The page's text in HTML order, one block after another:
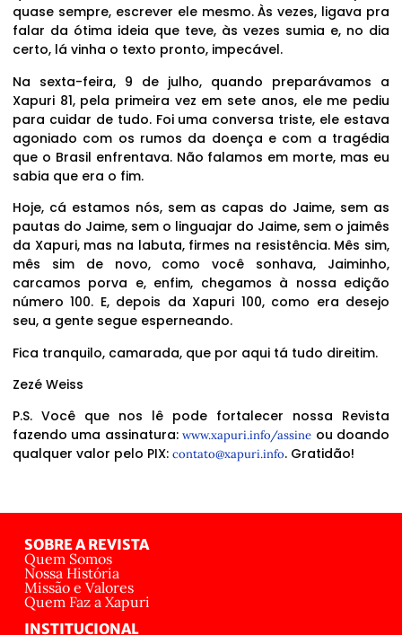
quase sempre, escrever ele mesmo. Às vezes, ligava pra
falar da ótima ideia que teve, às vezes sumia e, no dia
certo, lá vinha o texto pronto, impecável.
Na sexta-feira, 9 de julho, quando preparávamos a
Xapuri 81, pela primeira vez em sete anos, ele me pediu
para cuidar de tudo. Foi uma conversa triste, ele estava
agoniado com os rumos da doença e com a tragédia
que o Brasil enfrentava. Não falamos em morte, mas eu
sabia que era o fim.
Hoje, cá estamos nós, sem as capas do Jaime, sem as
pautas do Jaime, sem o linguajar do Jaime, sem o jaimês
da Xapuri, mas na labuta, firmes na resistência. Mês sim,
mês sim de novo, como você sonhava, Jaiminho,
carcamos porva e, enfim, chegamos à nossa edição
número 100. E, depois da Xapuri 100, como era desejo
seu, a gente segue esperneando.
Fica tranquilo, camarada, que por aqui tá tudo direitim.
Zezé Weiss
P.S. Você que nos lê pode fortalecer nossa Revista
fazendo uma assinatura:www.xapuri.info/assine ou doando
qualquer valor pelo PIX: contato@xapuri.info. Gratidão!
SOBRE A REVISTA
Quem Somos
Nossa História
Missão e Valores
Quem Faz a Xapuri
INSTITUCIONAL